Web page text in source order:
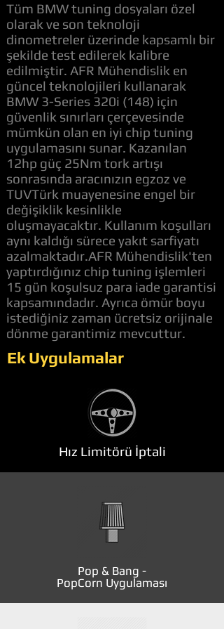
Tüm BMW tuning dosyaları özel
olarak ve son teknoloji
dinometreler üzerinde kapsamlı bir
şekilde test edilerek kalibre
edilmiştir. AFR Mühendislik en
güncel teknolojileri kullanarak
BMW 3-Series 320i (148) için
güvenlik sınırları çerçevesinde
mümkün olan en iyi chip tuning
uygulamasını sunar. Kazanılan
12hp güç 25Nm tork artışı
sonrasında aracınızın egzoz ve
TUVTürk muayenesine engel bir
değişiklik kesinlikle
oluşmayacaktır. Kullanım koşulları
aynı kaldığı sürece yakıt sarfiyatı
azalmaktadır.AFR Mühendislik'ten
yaptırdığınız chip tuning işlemleri
15 gün koşulsuz para iade garantisi
kapsamındadır. Ayrıca ömür boyu
istediğiniz zaman ücretsiz orijinale
dönme garantimiz mevcuttur.
Ek Uygulamalar
Hız Limitörü İptali
Pop & Bang -
PopCorn Uygulaması